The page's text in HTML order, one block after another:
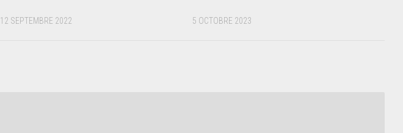
12 SEPTEMBRE 2022 5 OCTOBRE 2023